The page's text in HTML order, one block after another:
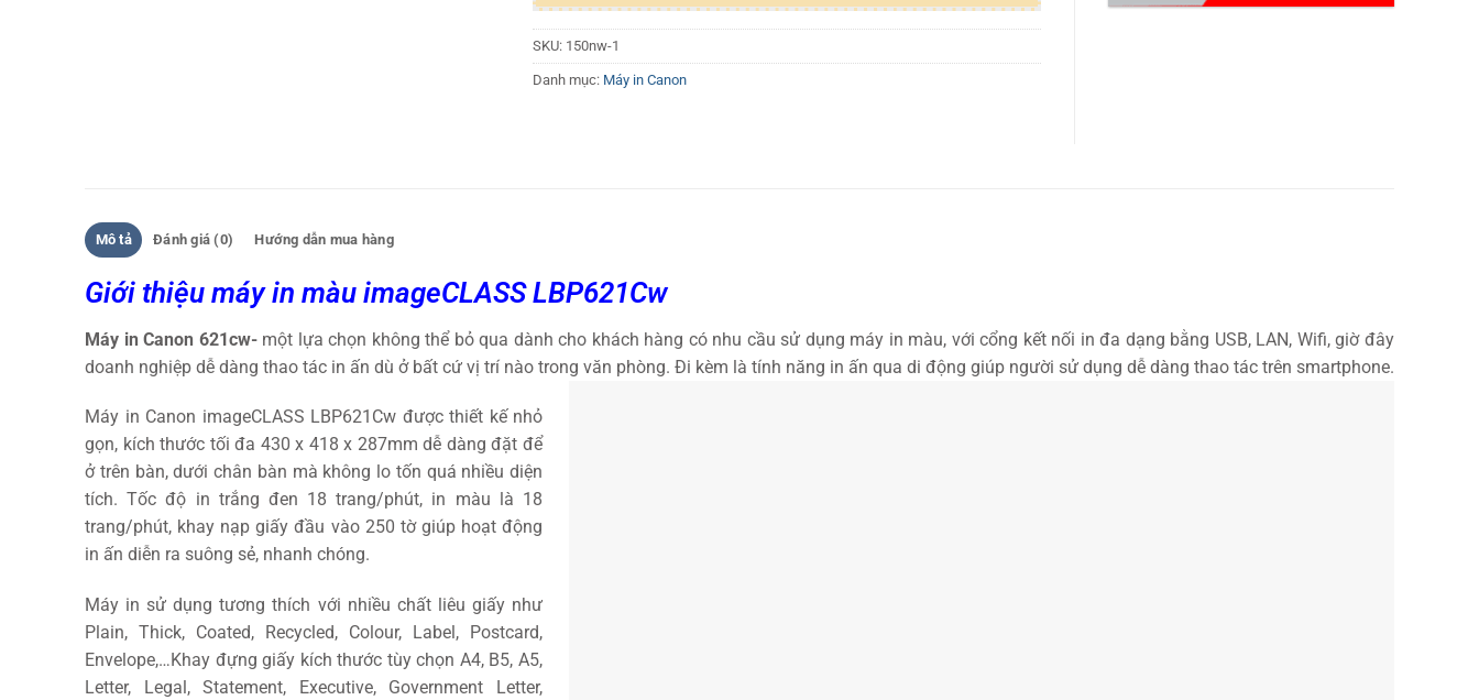
SKU: 150nw-1
Danh mục: Máy in Canon
Mô tả Đánh giá (0) Hướng dẫn mua hàng
Giới thiệu máy in màu imageCLASS LBP621Cw
Máy in Canon 621cw-một lựa chọn không thể bỏ qua dành cho khách hàng có nhu cầu sử dụng máy in màu, với cổng kết nối in đa dạng bằng USB, LAN, Wifi, giờ đây
doanh nghiệp dễ dàng thao tác in ấn dù ở bất cứ vị trí nào trong văn phòng. Đi kèm là tính năng in ấn qua di động giúp người sử dụng dễ dàng thao tác trên smartphone.
Máy in Canon imageCLASS LBP621Cw được thiết kế nhỏ
gọn, kích thước tối đa 430 x 418 x 287mm dễ dàng đặt để
ở trên bàn, dưới chân bàn mà không lo tốn quá nhiều diện
tích. Tốc độ in trắng đen 18 trang/phút, in màu là 18
trang/phút, khay nạp giấy đầu vào 250 tờ giúp hoạt động
in ấn diễn ra suông sẻ, nhanh chóng.
Máy in sử dụng tương thích với nhiều chất liêu giấy như
Plain, Thick, Coated, Recycled, Colour, Label, Postcard,
Envelope,…Khay đựng giấy kích thước tùy chọn A4, B5, A5,
Letter, Legal, Statement, Executive, Government Letter,